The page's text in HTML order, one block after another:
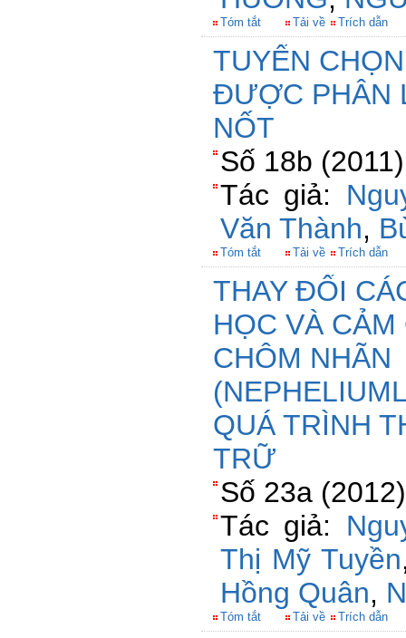
Tóm tắt Tải về Trích dẫn
TUYỂN
ĐƯỢC PHÂN
NỐT
Số 18b
Tác giả:
Văn Thành,
Tóm tắt Tải về Trích dẫn
THAY ĐỔI
HỌC VÀ
CHÔM NHÃN
QUÁ TRÌNH
TRỮ
Số 23a
Tác giả:
Thị Mỹ Tuyền
Hồng Quân,
Tóm tắt Tải về Trích dẫn